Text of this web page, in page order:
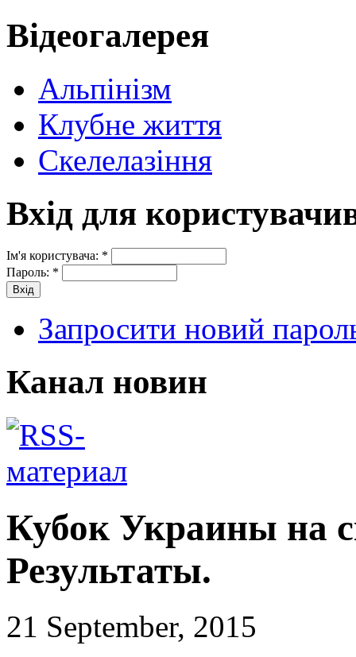
Відеогалерея
Альпінізм
Клубне життя
Скелелазіння
Вхід для
Ім'я користувача: *
Пароль: *
Запросити новий
Канал новин
Кубок Украины на
Результаты.
21 September, 2015